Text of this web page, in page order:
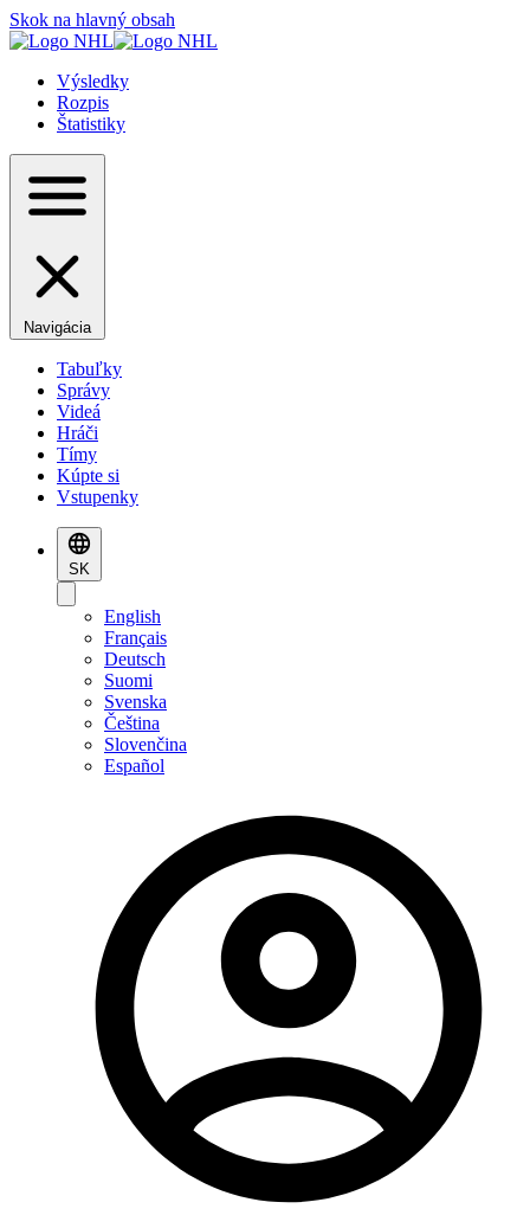
Skok na hlavný obsah
Výsledky
Rozpis
Štatistiky
Navigácia
Tabuľky
Správy
Videá
Hráči
Tímy
Kúpte si
Vstupenky
SK
English
Français
Deutsch
Suomi
Svenska
Čeština
Slovenčina
Español